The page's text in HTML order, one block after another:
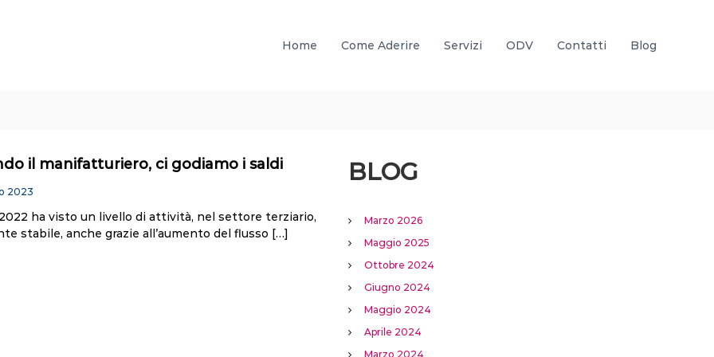
Home Come Aderire Servizi ODV Contatti Blog
il manifatturiero, ci godiamo i saldi
2023
ha visto un livello di attività, nel settore terziario,
stabile, anche grazie all’aumento del flusso […]
BLOG
Marzo 2026
Maggio 2025
Ottobre 2024
Giugno 2024
Maggio 2024
Aprile 2024
Marzo 2024